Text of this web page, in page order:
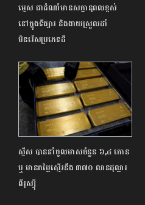
ម្ទេស ជាដំណាំមានសក្ដានុពលខ្ពស់
នៅក្នុងទីផ្សារ និងងាយស្រួលដាំ
មិនរើសប្រភេទដី
ស្វីស បាននាំចូលមាសចំនួន ៦,៤ តោន
ឬ មានតម្លៃស្មើរនឹង ៣៧០ លានដុល្លារ
ពីរុស្ស៊ី